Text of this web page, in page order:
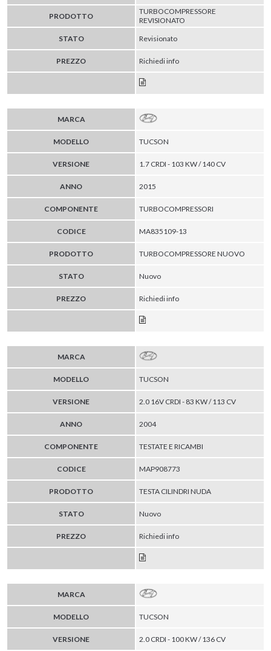
PRODOTTO
TURBOCOMPRESSORE
REVISIONATO
STATO
Revisionato
PREZZO Richiedi info
MARCA
MODELLO TUCSON
VERSIONE 1.7 CRDI - 103 KW / 140 CV
ANNO 2015
COMPONENTE TURBOCOMPRESSORI
CODICE MA835109-13
PRODOTTO TURBOCOMPRESSORE NUOVO
STATO Nuovo
PREZZO Richiedi info
MARCA
MODELLO TUCSON
VERSIONE 2.0 16V CRDI - 83 KW / 113 CV
ANNO 2004
COMPONENTE TESTATE E RICAMBI
CODICE MAP908773
PRODOTTO TESTA CILINDRI NUDA
STATO Nuovo
PREZZO Richiedi info
MARCA
MODELLO TUCSON
VERSIONE 2.0 CRDI - 100 KW / 136 CV